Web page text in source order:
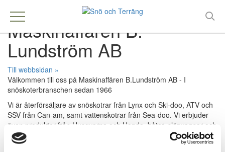
Maskinaffären B.
Lundström AB
Till webbsidan »
Välkommen till oss på Maskinaffären B.Lundström AB - I
snöskoterbranschen sedan 1966
Vi är återförsäljare av snöskotrar från Lynx och Ski-doo, ATV och
SSV från Can-am, samt vattenskotrar från Sea-doo. Vi erbjuder
även produkter från Husqvarna och Honda, båtar, släpvagnar och
en fullservice verkstad. Upptäck vårt breda sortiment och service!